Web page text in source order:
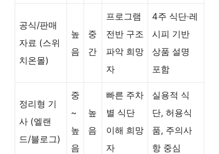
공식/판매
자료 (스위
치온몰)
높
음
중
간
프로그램
전반 구조
파악 희망
자
4주 식단·레
시피 기반
상품 설명
포함
정리형 기
사 (엘랜
드/블로그)
중
~
높
음
높
음
빠른 주차
별 식단
이해 희망
자
실용적 식
단, 허용식
품, 주의사
항 중심